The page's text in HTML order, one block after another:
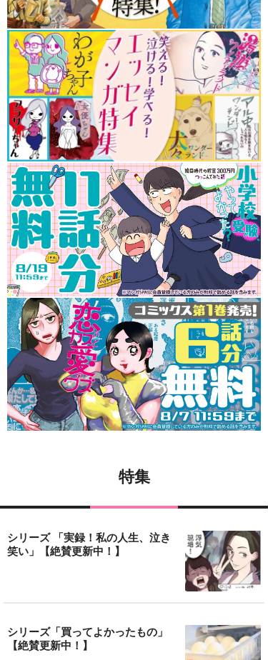
特集
シリーズ 「実録！私の人生、泣き
笑い」【絶賛更新中！】
シリーズ「買ってよかったもの」
【絶賛更新中！】